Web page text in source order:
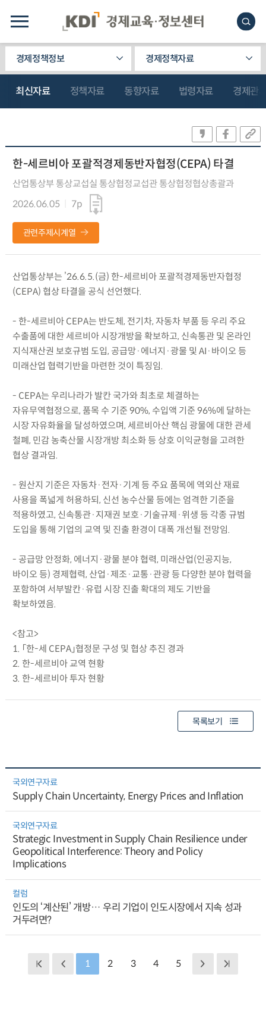
경제정책정보 경제정책자료
최신자료 정책자료 동향자료 법령자료 경제관
한-세르비아 포괄적경제동반자협정(CEPA) 타결
산업통상부 통상교섭실 통상협정교섭관 통상협정협상총괄과
2026.06.05
7p
관련주제시계열
산업통상부는 ’26.6.5.(금) 한-세르비아 포괄적경제동반자협정
(CEPA) 협상 타결을 공식 선언했다.
- 한-세르비아 CEPA는 반도체, 전기차, 자동차 부품 등 우리 주요
수출품에 대한 세르비아 시장개방을 확보하고, 신속통관 및 온라인
지식재산권 보호규범 도입, 공급망·에너지·광물 및 AI·바이오 등
미래산업 협력기반을 마련한 것이 특징임.
- CEPA는 우리나라가 발칸 국가와 최초로 체결하는
자유무역협정으로, 품목 수 기준 90%, 수입액 기준 96%에 달하는
시장 자유화율을 달성하였으며, 세르비아산 핵심 광물에 대한 관세
철폐, 민감 농축산물 시장개방 최소화 등 상호 이익균형을 고려한
협상 결과임.
- 원산지 기준은 자동차·전자·기계 등 주요 품목에 역외산 재료
사용을 폭넓게 허용하되, 신선 농수산물 등에는 엄격한 기준을
적용하였고, 신속통관·지재권 보호·기술규제·위생 등 각종 규범
도입을 통해 기업의 교역 및 진출 환경이 대폭 개선될 전망임.
- 공급망 안정화, 에너지·광물 분야 협력, 미래산업(인공지능,
바이오 등) 경제협력, 산업·제조·교통·관광 등 다양한 분야 협력을
포함하여 서부발칸·유럽 시장 진출 확대의 제도 기반을
확보하였음.
<참고>
1. 「한-세 CEPA」협정문 구성 및 협상 추진 경과
2. 한-세르비아 교역 현황
3. 한-세르비아 투자 현황
목록보기
국외연구자료
Supply Chain Uncertainty, Energy Prices and Inflation
국외연구자료
Strategic Investment in Supply Chain Resilience under
Geopolitical Interference: Theory and Policy
Implications
컬럼
인도의 ‘계산된’ 개방… 우리 기업이 인도시장에서 지속 성과
거두려면?
1 2 3 4 5